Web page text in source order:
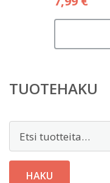
TUOTEHAKU
HAKU